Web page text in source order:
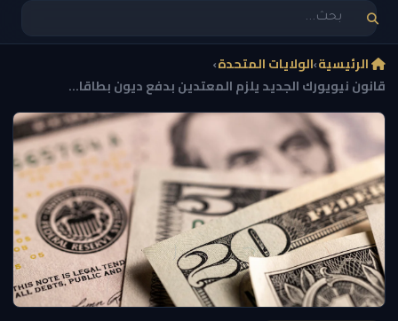
الرئيسية›الولايات المتحدة›
قانون نيويورك الجديد يلزم المعتدين بدفع ديون بطاقا...